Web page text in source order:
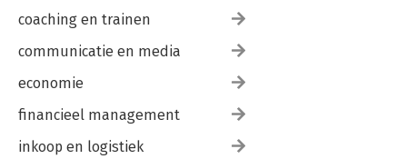
coaching en trainen
communicatie en media
economie
financieel management
inkoop en logistiek